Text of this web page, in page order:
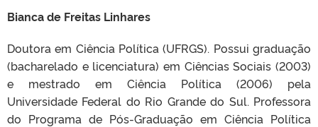
Bianca de Freitas Linhares
Doutora em Ciência Política (UFRGS). Possui graduação
(bacharelado e licenciatura) em Ciências Sociais (2003)
e mestrado em Ciência Política (2006) pela
Universidade Federal do Rio Grande do Sul. Professora
do Programa de Pós-Graduação em Ciência Política